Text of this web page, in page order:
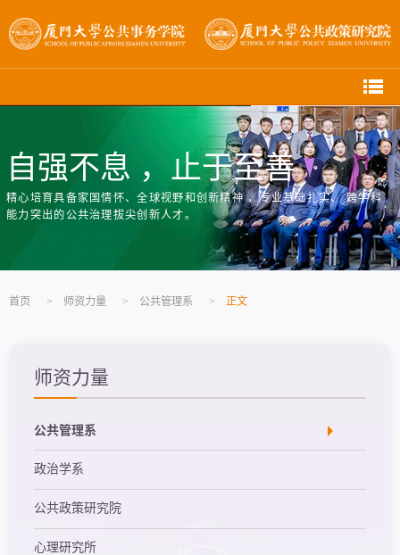
自强不息 ，止于至善
精心培育具备家国情怀、全球视野和创新精神 ，专业基础扎实、 跨学科
能力突出的公共治理拔尖创新人才。
首页 > 师资力量 > 公共管理系 > 正文
师资力量
公共管理系
政治学系
公共政策研究院
心理研究所